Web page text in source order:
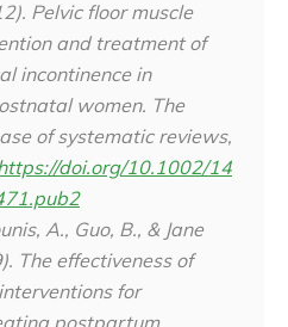
Pelvic floor muscle
and treatment of
incontinence in
women. The
of systematic reviews,
doi.org/10.1002/14
A., Guo, B., & Jane
The effectiveness of
for
postpartum